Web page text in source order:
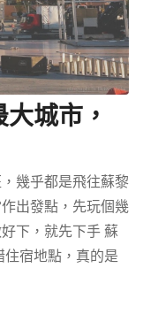
城市，
幾乎都是飛往蘇黎
出發點，先玩個幾
下，就先下手 蘇
宿地點，真的是